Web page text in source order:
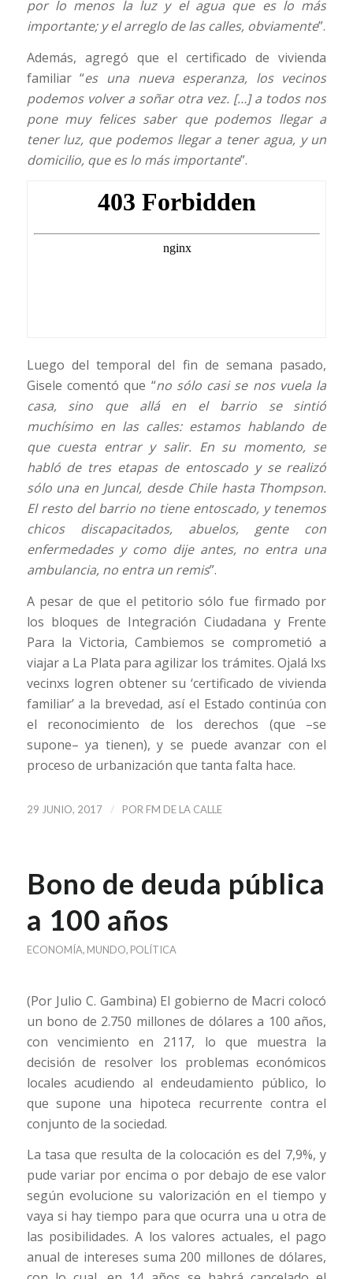
por lo menos la luz y el agua que es lo más
importante; y el arreglo de las calles, obviamente”.
Además, agregó que el certificado de vivienda
familiar “es una nueva esperanza, los vecinos
podemos volver a soñar otra vez. […] a todos nos
pone muy felices saber que podemos llegar a
tener luz, que podemos llegar a tener agua, y un
domicilio, que es lo más importante”.
Luego del temporal del fin de semana pasado,
Gisele comentó que “no sólo casi se nos vuela la
casa, sino que allá en el barrio se sintió
muchísimo en las calles: estamos hablando de
que cuesta entrar y salir. En su momento, se
habló de tres etapas de entoscado y se realizó
sólo una en Juncal, desde Chile hasta Thompson.
El resto del barrio no tiene entoscado, y tenemos
chicos discapacitados, abuelos, gente con
enfermedades y como dije antes, no entra una
ambulancia, no entra un remis”.
A pesar de que el petitorio sólo fue firmado por
los bloques de Integración Ciudadana y Frente
Para la Victoria, Cambiemos se comprometió a
viajar a La Plata para agilizar los trámites. Ojalá lxs
vecinxs logren obtener su ‘certificado de vivienda
familiar’ a la brevedad, así el Estado continúa con
el reconocimiento de los derechos (que –se
supone– ya tienen), y se puede avanzar con el
proceso de urbanización que tanta falta hace.
29 JUNIO, 2017 / POR FM DE LA CALLE
Bono de deuda pública
a 100 años
ECONOMÍA, MUNDO, POLÍTICA
(Por Julio C. Gambina) El gobierno de Macri colocó
un bono de 2.750 millones de dólares a 100 años,
con vencimiento en 2117, lo que muestra la
decisión de resolver los problemas económicos
locales acudiendo al endeudamiento público, lo
que supone una hipoteca recurrente contra el
conjunto de la sociedad.
La tasa que resulta de la colocación es del 7,9%, y
pude variar por encima o por debajo de ese valor
según evolucione su valorización en el tiempo y
vaya si hay tiempo para que ocurra una u otra de
las posibilidades. A los valores actuales, el pago
anual de intereses suma 200 millones de dólares,